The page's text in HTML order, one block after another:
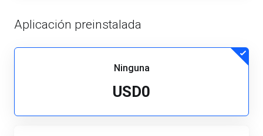
Aplicación preinstalada
Ninguna
USD0